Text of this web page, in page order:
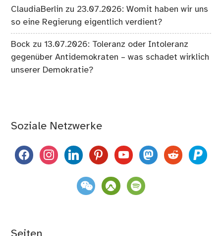
ClaudiaBerlin zu 23.07.2026: Womit haben wir uns
so eine Regierung eigentlich verdient?
Bock zu13.07.2026: Toleranz oder Intoleranz
gegenüber Antidemokraten – was schadet wirklich
unserer Demokratie?
Soziale Netzwerke
facebookinstagramlinkedinpinterestyoutubemastodon
reddit paypal
weixin komootspotify